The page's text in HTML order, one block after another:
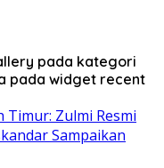
pada kategori
pada widget recent